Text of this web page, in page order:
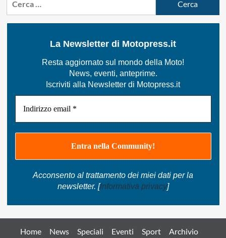
La Newsletter di Motopress.it
Resta aggiornato sul mondo della Moto!
News, eventi, anteprime.
Iscriviti alla Newsletter di Motopress.it
Acconsento al trattamento dei miei dati per la
newsletter. [Informativa privacy]
Home News Speciali Eventi Sport Archivio